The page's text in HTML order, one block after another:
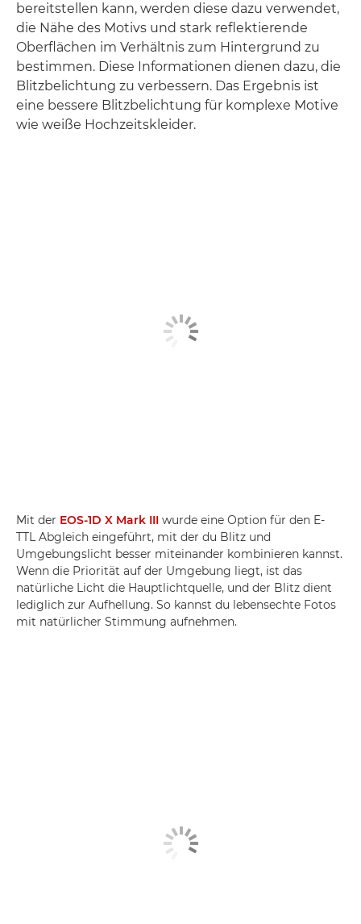
bereitstellen kann, werden diese dazu verwendet,
die Nähe des Motivs und stark reflektierende
Oberflächen im Verhältnis zum Hintergrund zu
bestimmen. Diese Informationen dienen dazu, die
Blitzbelichtung zu verbessern. Das Ergebnis ist
eine bessere Blitzbelichtung für komplexe Motive
wie weiße Hochzeitskleider.
Mit der EOS-1D X Mark III wurde eine Option für den E-
TTL Abgleich eingeführt, mit der du Blitz und
Umgebungslicht besser miteinander kombinieren kannst.
Wenn die Priorität auf der Umgebung liegt, ist das
natürliche Licht die Hauptlichtquelle, und der Blitz dient
lediglich zur Aufhellung. So kannst du lebensechte Fotos
mit natürlicher Stimmung aufnehmen.